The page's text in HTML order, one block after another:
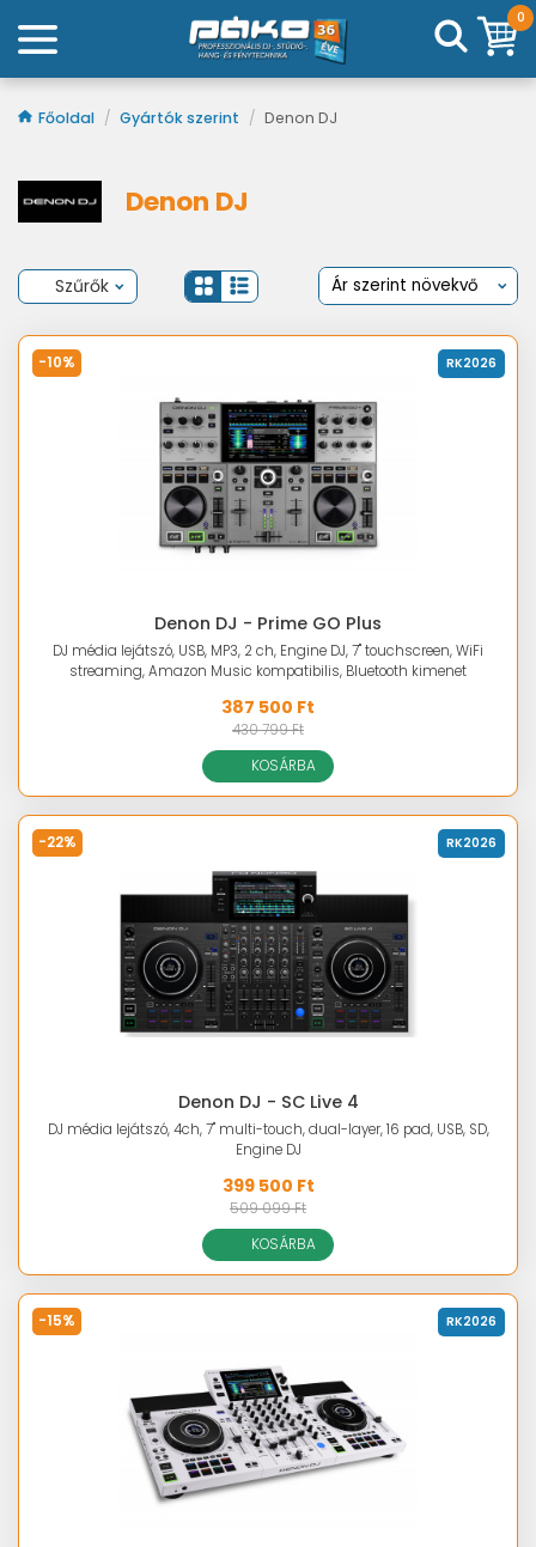
0
Főoldal / Gyártók szerint / Denon DJ
Denon DJ
Szűrők
-10% RK2026
Denon DJ - Prime GO Plus
DJ média lejátszó, USB, MP3, 2 ch, Engine DJ, 7" touchscreen, WiFi
streaming, Amazon Music kompatibilis, Bluetooth kimenet
387 500 Ft
430 799 Ft
KOSÁRBA
-22% RK2026
Denon DJ - SC Live 4
DJ média lejátszó, 4ch, 7" multi-touch, dual-layer, 16 pad, USB, SD,
Engine DJ
399 500 Ft
509 099 Ft
KOSÁRBA
-15% RK2026